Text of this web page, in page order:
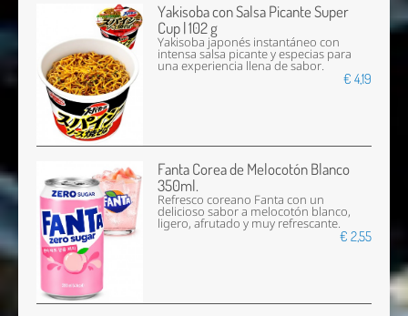
Yakisoba con Salsa Picante Super
Cup | 102 g
Yakisoba japonés instantáneo con
intensa salsa picante y especias para
una experiencia llena de sabor.
€ 4,19
Fanta Corea de Melocotón Blanco
350ml.
Refresco coreano Fanta con un
delicioso sabor a melocotón blanco,
ligero, afrutado y muy refrescante.
€ 2,55